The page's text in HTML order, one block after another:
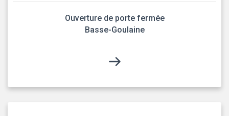
Ouverture de porte fermée
Basse-Goulaine